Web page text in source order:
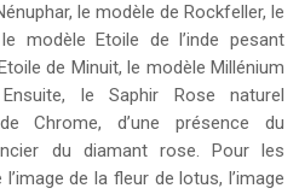
le modèle de Rockfeller, le
modèle Etoile de l’inde pesant
de Minuit, le modèle Millénium
le Saphir Rose naturel
Chrome, d’une présence du
du diamant rose. Pour les
de la fleur de lotus, l’image